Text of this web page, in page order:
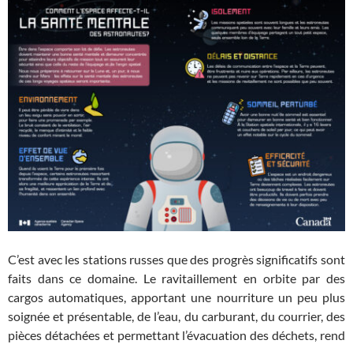
C’est avec les stations russes que des progrès significatifs sont
faits dans ce domaine. Le ravitaillement en orbite par des
cargos automatiques, apportant une nourriture un peu plus
soignée et présentable, de l’eau, du carburant, du courrier, des
pièces détachées et permettant l’évacuation des déchets, rend